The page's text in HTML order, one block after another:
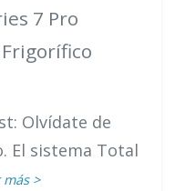
7 Pro
Frigorífico
Olvídate de
El sistema Total
>